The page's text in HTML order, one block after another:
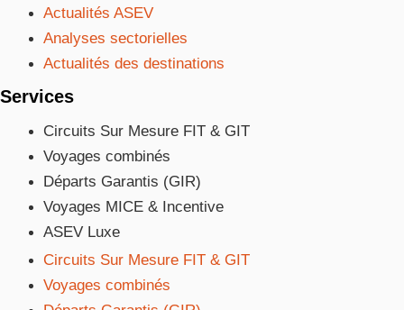
Actualités ASEV
Analyses sectorielles
Actualités des destinations
Services
Circuits Sur Mesure FIT & GIT
Voyages combinés
Départs Garantis (GIR)
Voyages MICE & Incentive
ASEV Luxe
Circuits Sur Mesure FIT & GIT
Voyages combinés